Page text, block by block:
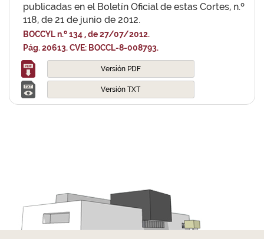
publicadas en el Boletín Oficial de estas Cortes, n.º
118, de 21 de junio de 2012.
BOCCYL n.º 134 , de 27/07/2012.
Pág. 20613. CVE: BOCCL-8-008793.
Versión PDF
Versión TXT